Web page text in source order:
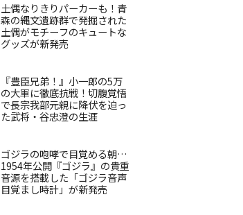
土偶なりきりパーカーも！青
森の縄文遺跡群で発掘された
土偶がモチーフのキュートな
グッズが新発売
『豊臣兄弟！』小一郎の5万
の大軍に徹底抗戦！切腹覚悟
で長宗我部元親に降伏を迫っ
た武将・谷忠澄の生涯
ゴジラの咆哮で目覚める朝…
1954年公開『ゴジラ』の貴重
音源を搭載した「ゴジラ音声
目覚まし時計」が新発売